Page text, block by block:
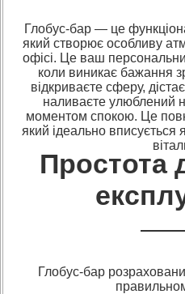
Глобус-бар — це
який створює особливу
офісі. Це ваш
коли виникає бажання
відкриваєте сферу,
наливаєте улюблений
моментом спокою. Це
який ідеально вписується
Простота
Глобус-бар